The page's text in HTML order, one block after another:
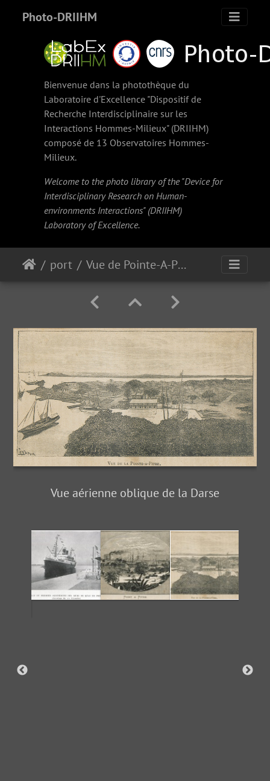
Photo-DRIIHM
Bienvenue dans la photothèque du
Laboratoire d'Excellence "Dispositif de
Recherche Interdisciplinaire sur les
Interactions Hommes-Milieux" (DRIIHM)
composé de 13 Observatoires Hommes-
Milieux.
Welcome to the photo library of the "Device for
Interdisciplinary Research on Human-
environments Interactions" (DRIIHM)
Laboratory of Excellence.
port Vue de Pointe-A-Pitre
Vue aérienne oblique de la Darse